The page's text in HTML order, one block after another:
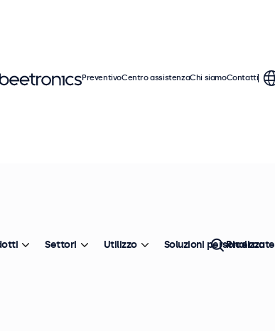
PreventivoCentro assistenzaChi siamoContatti
Settori Utilizzo Soluzioni personalizzate
Ricerca